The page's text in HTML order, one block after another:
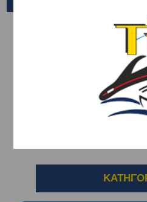
ΜΕΝΤΕΣΕΔΕΣ -
ΚΛΕΙΣΤΡΑ -